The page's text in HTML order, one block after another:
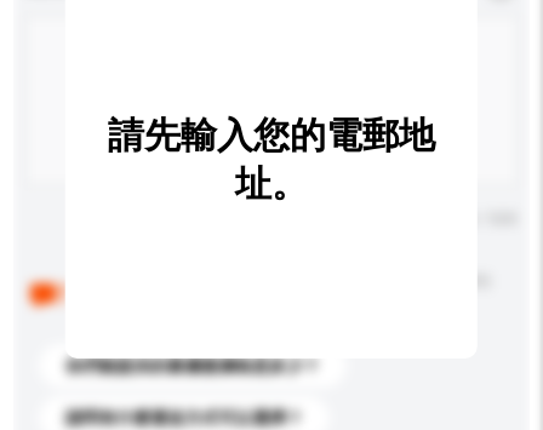
你們能提供的最優惠價格是多少？
請問有什麼運送方式可以選擇？
請先輸入您的電郵地
址。